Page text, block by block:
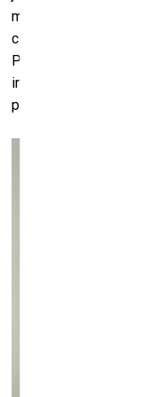
melnādaino
citās Eiropas
Protams, ka
ir apmeklējuši
palikuši Āfrikā.